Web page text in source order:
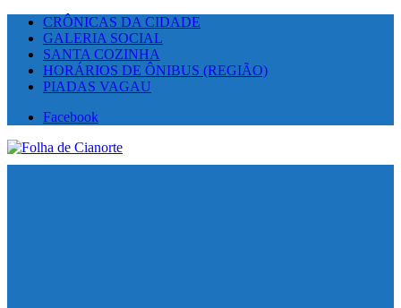
CRÔNICAS DA CIDADE
GALERIA SOCIAL
SANTA COZINHA
HORÁRIOS DE ÔNIBUS (REGIÃO)
PIADAS VAGAU
Facebook